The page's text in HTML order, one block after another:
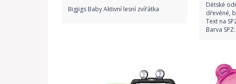
Bigjigs Baby Aktivní lesní zvířátka
Dětské
dřevěné,
Text na
Barva